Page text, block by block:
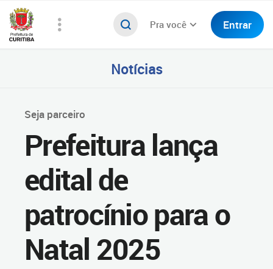
Pra você Entrar
Notícias
Seja parceiro
Prefeitura lança
edital de
patrocínio para o
Natal 2025